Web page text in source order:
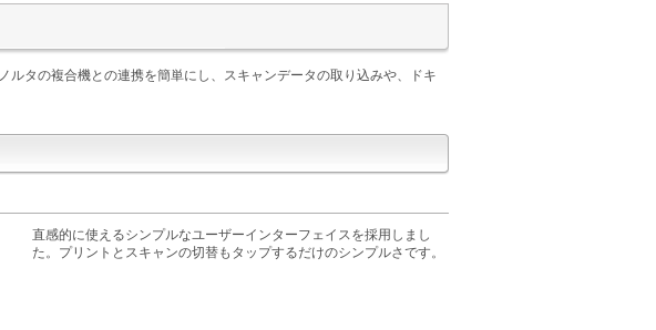
タの複合機との連携を簡単にし、スキャンデータの取り込みや、ドキ
直感的に使えるシンプルなユーザーインターフェイスを採用しまし
た。プリントとスキャンの切替もタップするだけのシンプルさです。